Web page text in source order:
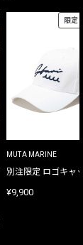
限定
MUTA MARINE
別注限定 ロゴキャ
¥9,900